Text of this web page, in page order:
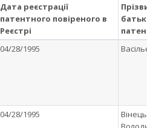
Дата реєстрації
патентного повіреного в
Реєстрі
04/28/1995
04/28/1995